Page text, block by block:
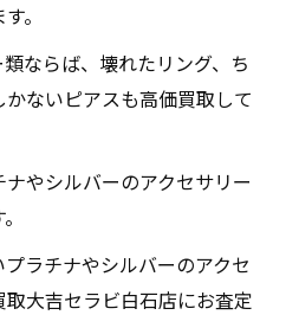
。
ならば、壊れたリング、ち
ないピアスも高価買取して
やシルバーのアクセサリー
ラチナやシルバーのアクセ
大吉セラビ白石店にお査定